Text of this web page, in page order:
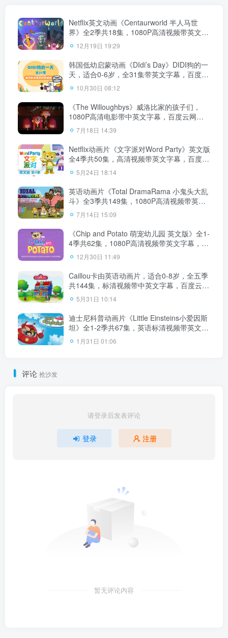
Netflix英文动画《Centaurworld 半人马世
界》全2季共18集，1080P高清视频带英文字
幕，百度云网盘下载！
12月19日 19:29
韩国低幼启蒙动画《DIdi’s Day》DIDI狗的一
天，适合0-6岁，全31集带英文字幕，百度云
网盘下载！
10月30日 08:12
《The Willoughbys》威洛比家的孩子们，
1080P高清电影带中英文字幕，百度云网盘
下载
7月18日 14:39
Netflix动画片《文字派对Word Party》英文版
全4季共50集，高清视频带英文字幕，百度云
网盘下载！
5月24日 18:14
英语动画片《Total DramaRama 小鬼头大乱
斗》全3季共149集，1080P高清视频带英文
字幕，百度云网盘下载！
7月14日 15:09
《Chip and Potato 萌宠幼儿园 英文版》全1-
4季共62集，1080P高清视频带英文字幕，百
度云网盘下载！
12月30日 11:49
Caillou卡由英语动画片，适合0-8岁，全五季
共144集，标清视频带中英文字幕，百度云网
盘下载
5月31日 10:14
迪士尼科普动画片《Little Einsteins小爱因斯
坦》全1-2季共67集，英语标清视频带英文字
幕，百度云网盘下载！
1月31日 01:06
评论 抢沙发
请登录后发表评论
登录 注册
暂无评论内容